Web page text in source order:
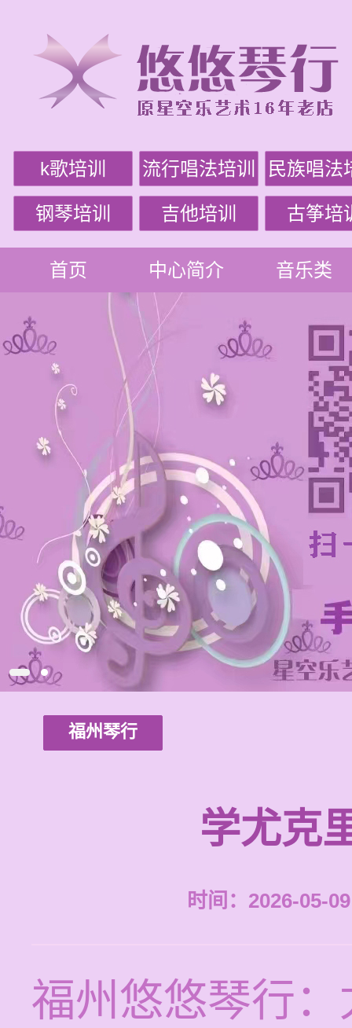
k歌培训 流行唱法培训 民族唱法
钢琴培训 吉他培训 古筝培
首页 中心简介 音乐类
福州琴行
学尤克
时间：2026-05-
福州悠悠琴行